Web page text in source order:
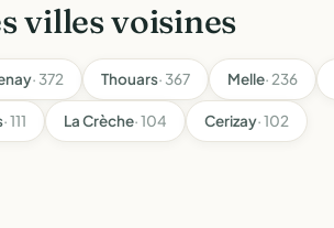
villes voisines
· 372 Thouars· 367 Melle· 236
· 111 La Crèche· 104 Cerizay· 102